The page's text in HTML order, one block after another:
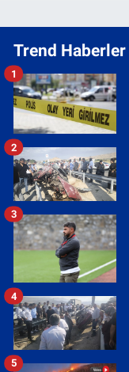
Trend Haberler
1
2
3
4
5